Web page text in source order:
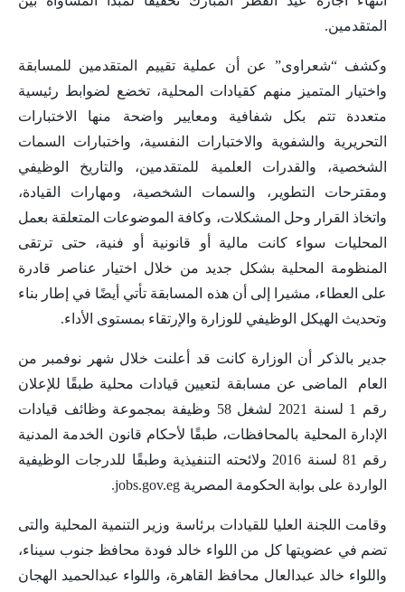
المتقدمين.
وكشف “شعراوى” عن أن عملية تقييم المتقدمين للمسابقة
واختيار المتميز منهم كقيادات المحلية، تخضع لضوابط رئيسية
متعددة تتم بكل شفافية ومعايير واضحة منها الاختبارات
التحريرية والشفوية والاختبارات النفسية، واختبارات السمات
الشخصية، والقدرات العلمية للمتقدمين، والتاريخ الوظيفي
ومقترحات التطوير، والسمات الشخصية، ومهارات القيادة،
واتخاذ القرار وحل المشكلات، وكافة الموضوعات المتعلقة بعمل
المحليات سواء كانت مالية أو قانونية أو فنية، حتى ترتقى
المنظومة المحلية بشكل جديد من خلال اختيار عناصر قادرة
على العطاء، مشيرا إلى أن هذه المسابقة تأتي أيضًا في إطار بناء
وتحديث الهيكل الوظيفي للوزارة والإرتقاء بمستوى الأداء.
جدير بالذكر أن الوزارة كانت قد أعلنت خلال شهر نوفمبر من
العام الماضى عن مسابقة لتعيين قيادات محلية طبقًا للإعلان
رقم 1 لسنة 2021 لشغل 58 وظيفة بمجموعة وظائف قيادات
الإدارة المحلية بالمحافظات، طبقًا لأحكام قانون الخدمة المدنية
رقم 81 لسنة 2016 ولائحته التنفيذية وطبقًا للدرجات الوظيفية
الواردة على بوابة الحكومة المصرية jobs.gov.eg.
وقامت اللجنة العليا للقيادات برئاسة وزير التنمية المحلية والتى
تضم في عضويتها كل من اللواء خالد فودة محافظ جنوب سيناء،
واللواء خالد عبدالعال محافظ القاهرة، واللواء عبدالحميد الهجان